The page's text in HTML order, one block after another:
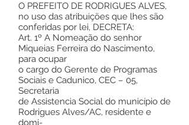
O PREFEITO DE RODRIGUES ALVES,
no uso das atribuições que lhes são
conferidas por lei, DECRETA:
Art. 1º A Nomeação do senhor
Miqueias Ferreira do Nascimento,
para ocupar
o cargo do Gerente de Programas
Sociais e Cadunico, CEC – 05,
Secretaria
de Assistencia Social do município de
Rodrigues Alves/AC, residente e
domi-